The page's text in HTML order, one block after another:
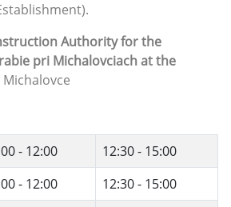
Authority for the
pri Michalovciach at the
Michalovce
- 12:00
12:30 - 15:00
- 12:00
12:30 - 15:00